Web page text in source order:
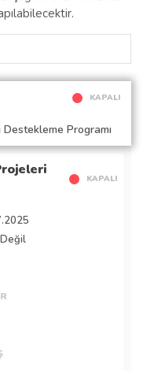
Programı
KAPALI
KAPALI